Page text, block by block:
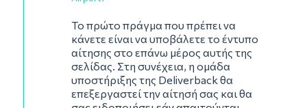
Το πρώτο πράγμα που πρέπει να
κάνετε είναι να υποβάλετε το έντυπο
αίτησης στο επάνω μέρος αυτής της
σελίδας. Στη συνέχεια, η ομάδα
υποστήριξης της Deliverback θα
επεξεργαστεί την αίτησή σας και θα